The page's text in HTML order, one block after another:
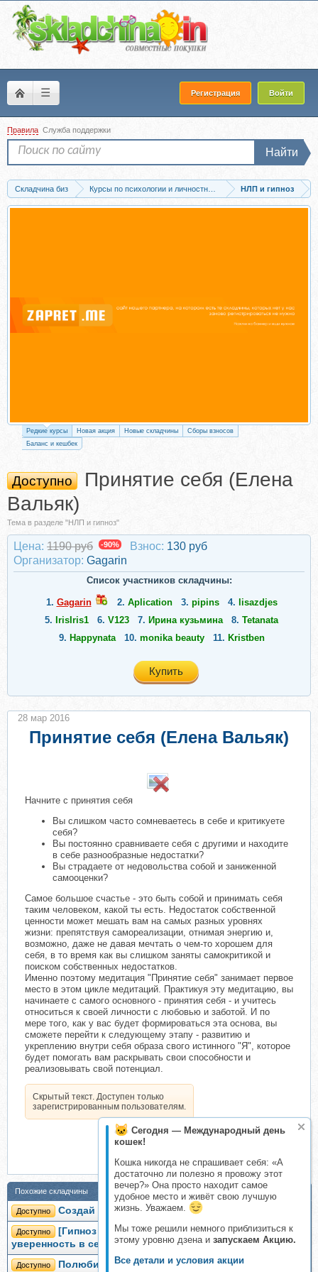
☰ Регистрация Войти
Правила Служба поддержки
Найти
Складчина биз Курсы по психологии и личностному развитиюНЛП и гипноз
Скачать Принятие себя (Елена Вальяк)
Редкие курсы Новая акция Новые складчины
Сборы взносов
Баланс и кешбек
Сегодня — Международный день
кошек!
Кошка никогда не спрашивает себя: «А
достаточно ли полезно я провожу этот
вечер?» Она просто находит самое
удобное место и живёт свою лучшую
жизнь. Уважаем.
Мы тоже решили немного приблизиться к
этому уровню дзена и запускаем Акцию.
Все детали и условия акции
Доступно
Принятие себя (Елена
Вальяк)
Тема в разделе "НЛП и гипноз"
Цена: 1190 руб -90% Взнос: 130 руб
Организатор: Gagarin
Список участников складчины:
1. Gagarin 2. Aplication 3. pipins 4. lisazdjes
5. IrisIris1 6. V123 7. Ирина кузьмина 8. Tetanata
9. Happynata 10. monika beauty 11. Kristben
Купить
Принятие себя (Елена Вальяк)
Начните с принятия себя
Вы слишком часто сомневаетесь в себе и критикуете
себя?
Вы постоянно сравниваете себя с другими и находите
в себе разнообразные недостатки?
Вы страдаете от недовольства собой и заниженной
самооценки?
Самое большое счастье - это быть собой и принимать себя
таким человеком, какой ты есть. Недостаток собственной
ценности может мешать вам на самых разных уровнях
жизни: препятствуя самореализации, отнимая энергию и,
возможно, даже не давая мечтать о чем-то хорошем для
себя, в то время как вы слишком заняты самокритикой и
поиском собственных недостатков.
Именно поэтому медитация "Принятие себя" занимает первое
место в этом цикле медитаций. Практикуя эту медитацию, вы
начинаете с самого основного - принятия себя - и учитесь
относиться к своей личности с любовью и заботой. И по
мере того, как у вас будет формироваться эта основа, вы
сможете перейти к следующему этапу - развитию и
укреплению внутри себя образа свого истинного "Я", которое
будет помогать вам раскрывать свои способности и
реализовывать свой потенциал.
Скрытый текст. Доступен только
зарегистрированным пользователям.
28 мар 2016
Похожие складчины
Доступно Создай себя заново (Елена Вальяк)
Доступно
[Гипноз Альфа-Центр] Как повысить
уверенность в себе (Елена Вальяк)
Доступно Полюби ребенка в себе (Елена Вальяк)